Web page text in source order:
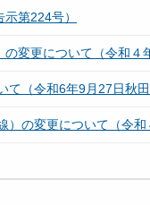
第224号）
変更について（令和４
（令和6年9月27日秋
の変更について（令和